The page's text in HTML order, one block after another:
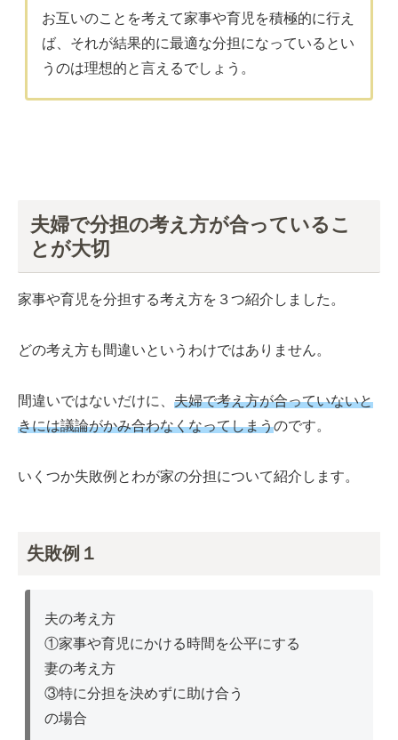
お互いのことを考えて家事や育児を積極的に行え
ば、それが結果的に最適な分担になっているとい
うのは理想的と言えるでしょう。
夫婦で分担の考え方が合っているこ
とが大切
家事や育児を分担する考え方を３つ紹介しました。
どの考え方も間違いというわけではありません。
間違いではないだけに、 夫婦で考え方が合っていないと
きには議論がかみ合わなくなってしまうのです。
いくつか失敗例とわが家の分担について紹介します。
失敗例１
夫の考え方
①家事や育児にかける時間を公平にする
妻の考え方
③特に分担を決めずに助け合う
の場合